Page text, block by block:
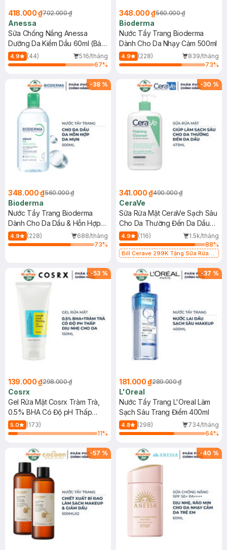
418.000 ₫702.000 ₫
Anessa
Sữa Chống Nắng Anessa
Dưỡng Da Kiềm Dầu 60ml (Bản
Mới)
4.9 (44)
516/tháng
67%
348.000 ₫560.000 ₫
Bioderma
Nước Tẩy Trang Bioderma
Dành Cho Da Nhạy Cảm 500ml
4.9 (228)
839/tháng
73%
-38 %
348.000 ₫560.000 ₫
Bioderma
Nước Tẩy Trang Bioderma
Dành Cho Da Dầu & Hỗn Hợp
500ml
4.9 (228)
688/tháng
73%
-30 %
341.000 ₫490.000 ₫
CeraVe
Sữa Rửa Mặt CeraVe Sạch Sâu
Cho Da Thường Đến Da Dầu
473ml
4.9 (116)
1.5k/tháng
88%
Bill Cerave 299K Tặng Sữa Rửa
-53 %
139.000 ₫298.000 ₫
Cosrx
Gel Rửa Mặt Cosrx Tràm Trà,
0.5% BHA Có Độ pH Thấp
150ml
5.0
(173)
11%
-37 %
181.000 ₫289.000 ₫
L'Oreal
Nước Tẩy Trang L'Oreal Làm
Sạch Sâu Trang Điểm 400ml
4.8 (298)
734/tháng
64%
-57 % -40 %